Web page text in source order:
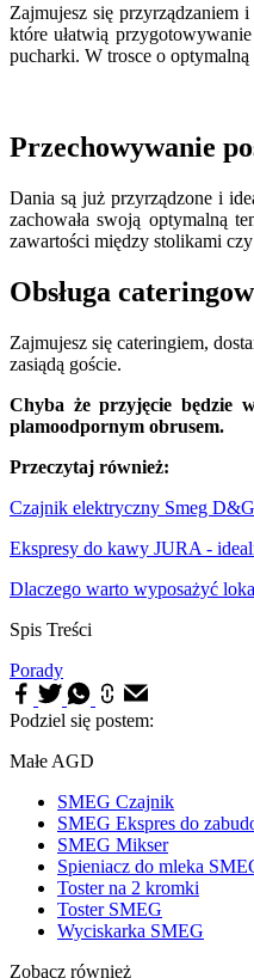
Zajmujesz się przyrządzaniem
które ułatwią
pucharki. W trosce o
Przechowywanie
Dania są już przyrządzone i
zachowała swoją optymalną
zawartości między stolikami
Obsługa
Zajmujesz się cateringiem,
zasiądą goście.
Chyba że przyjęcie będzie
plamoodpornym obrusem.
Przeczytaj również:
Czajnik elektryczny Smeg
Ekspresy do kawy JURA -
Dlaczego warto wyposażyć
Spis Treści
Porady
Podziel się postem:
Małe AGD
SMEG Czajnik
SMEG Ekspres do
SMEG Mikser
Spieniacz do mleka
Toster na 2 kromki
Toster SMEG
Wyciskarka SMEG
Zobacz również